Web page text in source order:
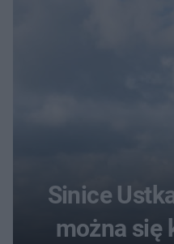
Sinice
można się